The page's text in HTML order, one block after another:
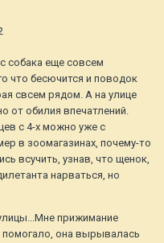
собака еще совсем
что бесючится и поводок
свсем рядом. А на улице
от обилия впечатлений.
с 4-х можно уже с
в зоомагазинах, почему-то
всучить, узнав, что щенок,
нарваться, но
прижимание
помогало, она вырывалась